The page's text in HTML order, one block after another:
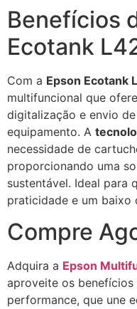
Benefícios
Ecotank
Com a Epson Ecotank
multifuncional que
digitalização e envio
equipamento. A
necessidade de
proporcionando uma
sustentável. Ideal para
praticidade e um baixo
Compre
Adquira a Epson
aproveite os
performance, que une